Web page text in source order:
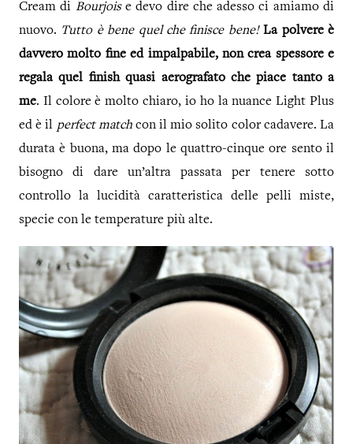
Cream di Bourjoise devo dire che adesso ci amiamo di
nuovo. Tutto è bene quel che finisce bene! La polvere è
davvero molto fine ed impalpabile, non crea spessore e
regala quel finish quasi aerografato che piace tanto a
me. Il colore è molto chiaro, io ho la nuance Light Plus
ed è il perfect matchcon il mio solito color cadavere. La
durata è buona, ma dopo le quattro-cinque ore sento il
bisogno di dare un’altra passata per tenere sotto
controllo la lucidità caratteristica delle pelli miste,
specie con le temperature più alte.